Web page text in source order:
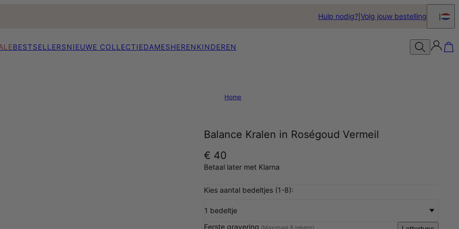
Hulp nodig? Volg jouw bestelling
BESTSELLERSNIEUWE COLLECTIEDAMESHERENKINDEREN
Home
Balance Kralen in Roségoud Vermeil
€ 40
Betaal later met Klarna
Kies aantal bedeltjes (1-8):
1 bedeltje
Eerste gravering (Maximaal 8 tekens)